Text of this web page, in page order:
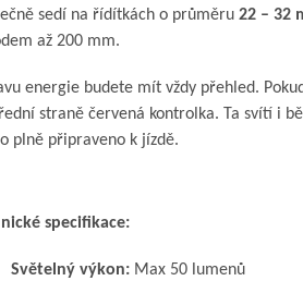
sedí na řídítkách o průměru 22 – 32
až 200 mm.
energie budete mít vždy přehled.
straně červená kontrolka. Ta svítí i
plně připraveno k jízdě.
specifikace:
Světelný výkon: Max 50 lumenů